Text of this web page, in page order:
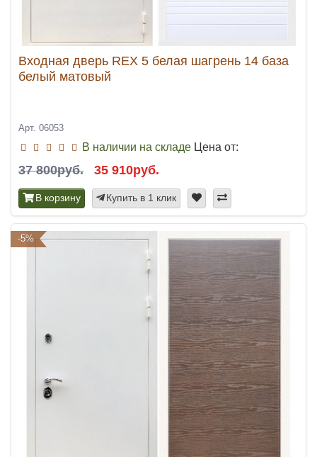
Входная дверь REX 5 белая шагрень 14 база
белый матовый
Арт. 06053
В наличии на складе Цена от:
37 800руб. 35 910руб.
В корзину Купить в 1 клик
-5%